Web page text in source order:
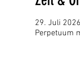
29. Juli
Perpetuum